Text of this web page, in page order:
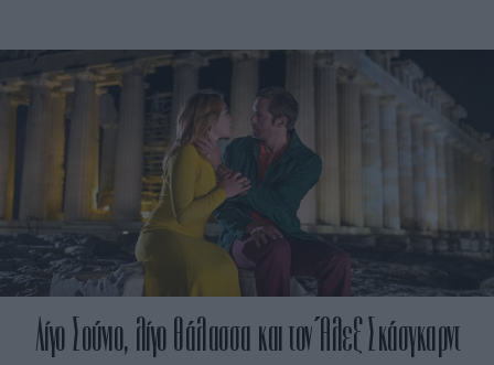
Λίγο Σούνιο, λίγο θάλασσα και τον Άλεξ Σκάσγκαρντ